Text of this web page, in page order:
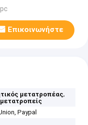
Επικοινωνήστε
μετατροπέας,
Paypal